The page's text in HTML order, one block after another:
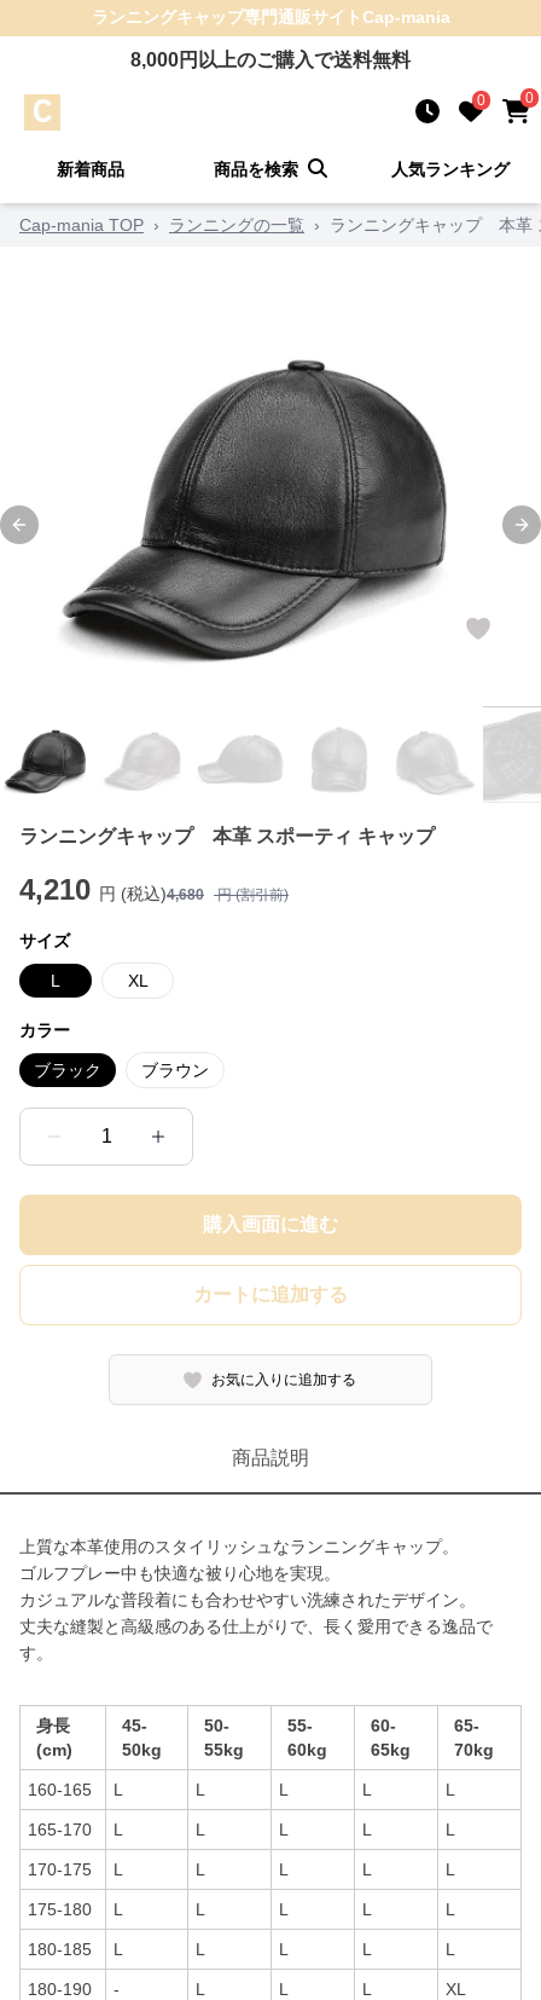
ランニングキャップ専門通販サイトCap-mania
8,000円以上のご購入で送料無料
0 0
新着商品 商品を検索 人気ランキング
Cap-mania TOP › ランニングの一覧 › ランニングキャップ 本革
Previous slide
ランニングキャップ 本革 スポーティ キャップ
4,210 円 (税込)4,680 円 (割引前)
サイズ
L XL
カラー
ブラック ブラウン
1
購入画面に進む
カートに追加する
お気に入りに追加する
商品説明
上質な本革使用のスタイリッシュなランニングキャップ。
ゴルフプレー中も快適な被り心地を実現。
カジュアルな普段着にも合わせやすい洗練されたデザイン。
丈夫な縫製と高級感のある仕上がりで、長く愛用できる逸品で
す。
身長
(cm)
45-
50kg
50-
55kg
55-
60kg
60-
65kg
65-
70kg
160-165 L L L L L
165-170 L L L L L
170-175 L L L L L
175-180 L L L L L
180-185 L L L L L
180-190 - L L L XL